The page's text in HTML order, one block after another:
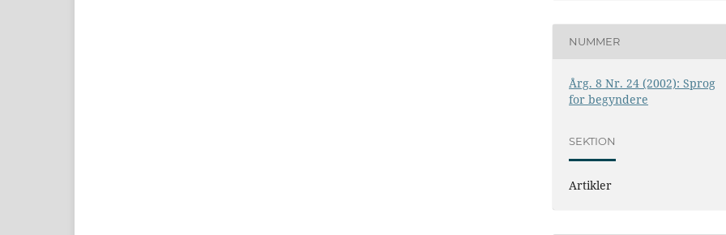
NUMMER
Årg. 8 Nr. 24 (2002): Sprog
for begyndere
SEKTION
Artikler